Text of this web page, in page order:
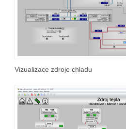
Vizualizace zdroje chladu